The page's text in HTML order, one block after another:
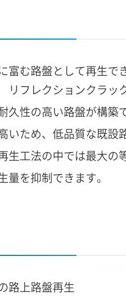
富む路盤として再生
フレクションクラッ
久性の高い路盤が構築
いため、低品質な既設
生工法の中では最大の
量を抑制できます。
路上路盤再生